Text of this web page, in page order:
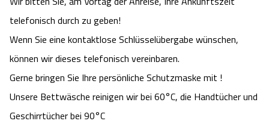
telefonisch durch zu geben!
Wenn Sie eine kontaktlose Schlüsselübergabe wünschen,
können wir dieses telefonisch vereinbaren.
Gerne bringen Sie Ihre persönliche Schutzmaske mit !
Unsere Bettwäsche reinigen wir bei 60°C, die Handtücher und
Geschirrtücher bei 90°C